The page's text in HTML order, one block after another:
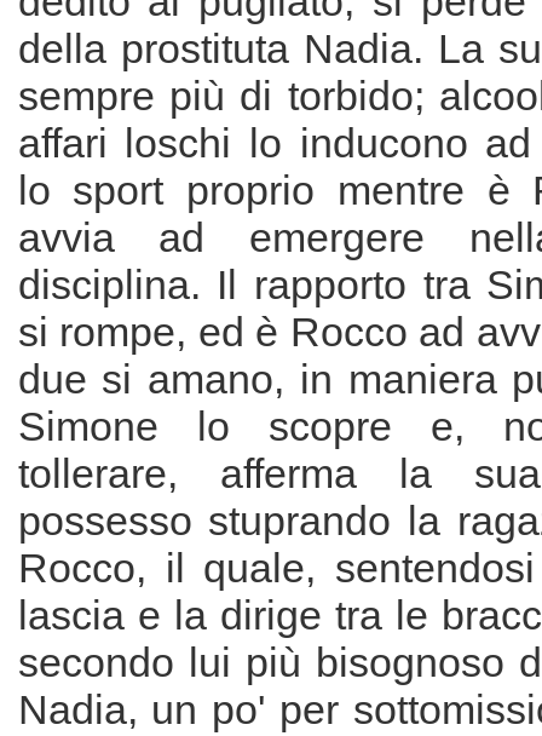
della prostituta Nadia. La
sempre più di torbido;
affari loschi lo inducono ad
lo sport proprio mentre è
avvia ad emergere
disciplina. Il rapporto tra
si rompe, ed è Rocco ad
due si amano, in maniera
Simone lo scopre e,
tollerare, afferma la
possesso stuprando la
Rocco, il quale,
lascia e la dirige tra le
secondo lui più bisognoso
Nadia, un po' per